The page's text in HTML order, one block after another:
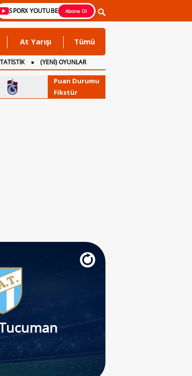
SPORX YOUTUBE Abone Ol
At Yarışı Tümü
(YENİ) OYUNLAR
Puan Durumu
Fikstür